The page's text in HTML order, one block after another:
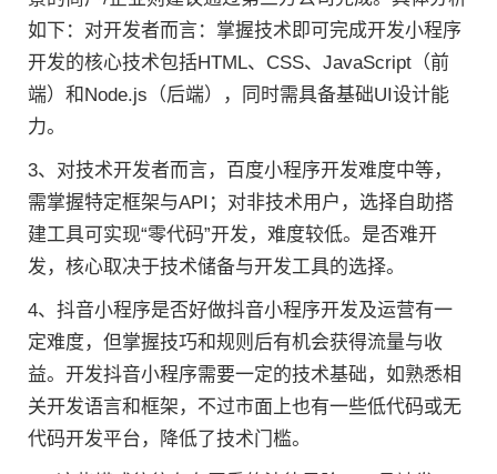
如下：对开发者而言：掌握技术即可完成开发小程序
开发的核心技术包括HTML、CSS、JavaScript（前
端）和Node.js（后端），同时需具备基础UI设计能
力。
3、对技术开发者而言，百度小程序开发难度中等，
需掌握特定框架与API；对非技术用户，选择自助搭
建工具可实现“零代码”开发，难度较低。是否难开
发，核心取决于技术储备与开发工具的选择。
4、抖音小程序是否好做抖音小程序开发及运营有一
定难度，但掌握技巧和规则后有机会获得流量与收
益。开发抖音小程序需要一定的技术基础，如熟悉相
关开发语言和框架，不过市面上也有一些低代码或无
代码开发平台，降低了技术门槛。